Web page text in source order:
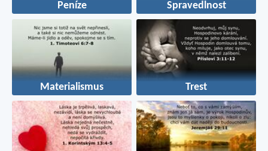
Peníze Spravedlnost
Materialismus Trest